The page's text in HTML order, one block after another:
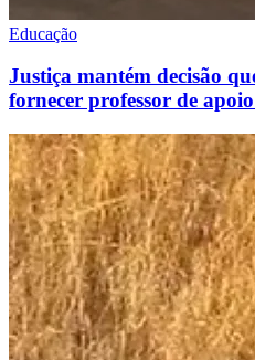
Educação
Justiça mantém decisão
fornecer professor de